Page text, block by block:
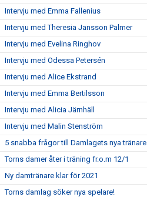
Intervju med Emma Fallenius
Intervju med Theresia Jansson Palmer
Intervju med Evelina Ringhov
Intervju med Odessa Petersén
Intervju med Alice Ekstrand
Intervju med Emma Bertilsson
Intervju med Alicia Järnhäll
Intervju med Malin Stenström
5 snabba frågor till Damlagets nya tränare
Torns damer åter i träning fr.o.m 12/1
Ny damtränare klar för 2021
Torns damlag söker nya spelare!